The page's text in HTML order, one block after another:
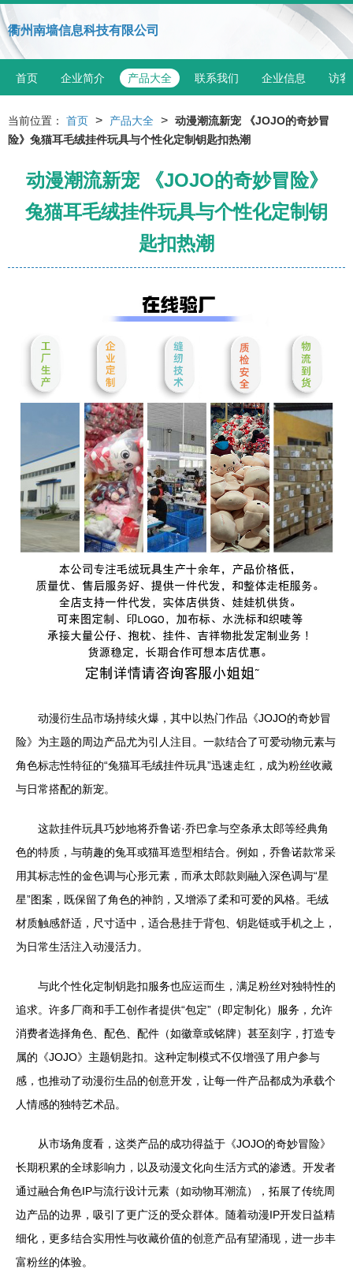
衢州南墙信息科技有限公司
首页 企业简介 产品大全 联系我们 企业信息 访客
当前位置： 首页 > 产品大全 > 动漫潮流新宠 《JOJO的奇妙冒
险》兔猫耳毛绒挂件玩具与个性化定制钥匙扣热潮
动漫潮流新宠 《JOJO的奇妙冒险》
兔猫耳毛绒挂件玩具与个性化定制钥
匙扣热潮
动漫衍生品市场持续火爆，其中以热门作品《JOJO的奇妙冒
险》为主题的周边产品尤为引人注目。一款结合了可爱动物元素与
角色标志性特征的“兔猫耳毛绒挂件玩具”迅速走红，成为粉丝收藏
与日常搭配的新宠。
这款挂件玩具巧妙地将乔鲁诺·乔巴拿与空条承太郎等经典角
色的特质，与萌趣的兔耳或猫耳造型相结合。例如，乔鲁诺款常采
用其标志性的金色调与心形元素，而承太郎款则融入深色调与“星
星”图案，既保留了角色的神韵，又增添了柔和可爱的风格。毛绒
材质触感舒适，尺寸适中，适合悬挂于背包、钥匙链或手机之上，
为日常生活注入动漫活力。
与此个性化定制钥匙扣服务也应运而生，满足粉丝对独特性的
追求。许多厂商和手工创作者提供“包定”（即定制化）服务，允许
消费者选择角色、配色、配件（如徽章或铭牌）甚至刻字，打造专
属的《JOJO》主题钥匙扣。这种定制模式不仅增强了用户参与
感，也推动了动漫衍生品的创意开发，让每一件产品都成为承载个
人情感的独特艺术品。
从市场角度看，这类产品的成功得益于《JOJO的奇妙冒险》
长期积累的全球影响力，以及动漫文化向生活方式的渗透。开发者
通过融合角色IP与流行设计元素（如动物耳潮流），拓展了传统周
边产品的边界，吸引了更广泛的受众群体。随着动漫IP开发日益精
细化，更多结合实用性与收藏价值的创意产品有望涌现，进一步丰
富粉丝的体验。